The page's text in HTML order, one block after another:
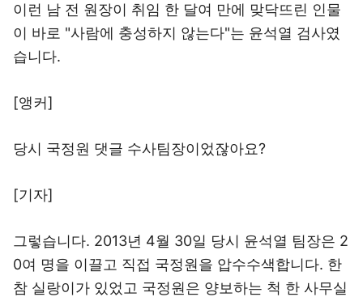
이런 남 전 원장이 취임 한 달여 만에 맞닥뜨린 인물
이 바로 "사람에 충성하지 않는다"는 윤석열 검사였
습니다.
[앵커]
당시 국정원 댓글 수사팀장이었잖아요?
[기자]
그렇습니다. 2013년 4월 30일 당시 윤석열 팀장은 2
0여 명을 이끌고 직접 국정원을 압수수색합니다. 한
참 실랑이가 있었고 국정원은 양보하는 척 한 사무실